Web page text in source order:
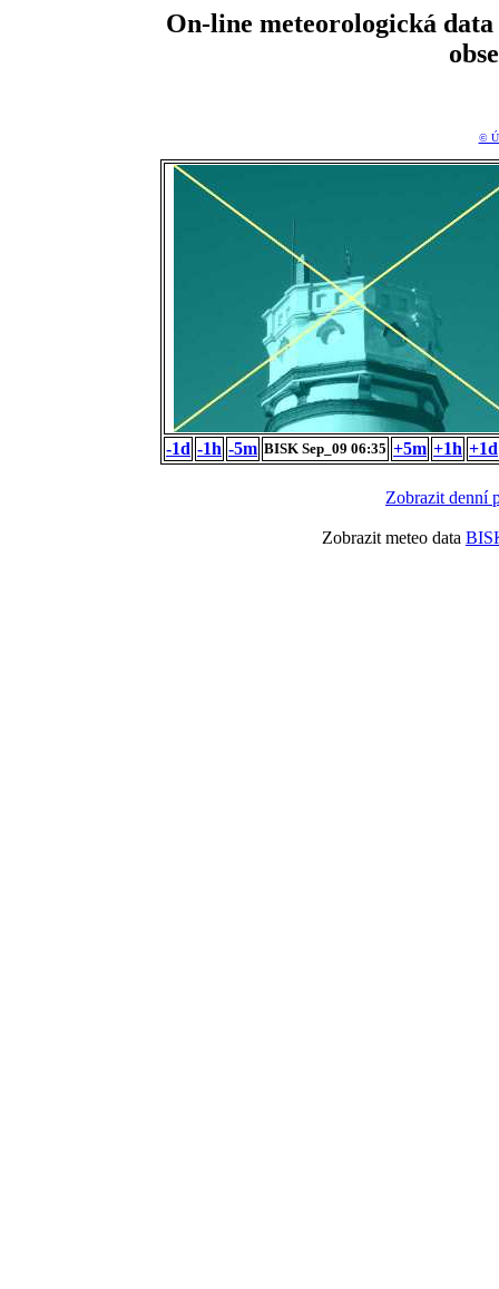
On-line meteorologická
©
-1d -1h -5m BISK Sep_09 06:35 +5m +1h +1d
Zobrazit denní
Zobrazit meteo data